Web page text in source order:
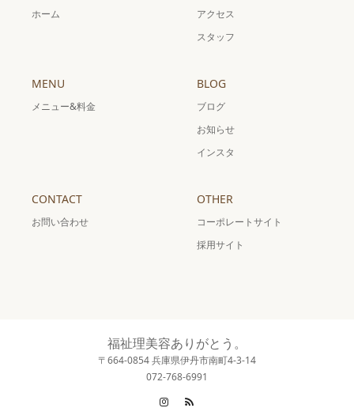
ホーム
アクセス
スタッフ
MENU
メニュー&料金
BLOG
ブログ
お知らせ
インスタ
CONTACT
お問い合わせ
OTHER
コーポレートサイト
採用サイト
福祉理美容ありがとう。
〒664-0854 兵庫県伊丹市南町4-3-14
072-768-6991
Instagram